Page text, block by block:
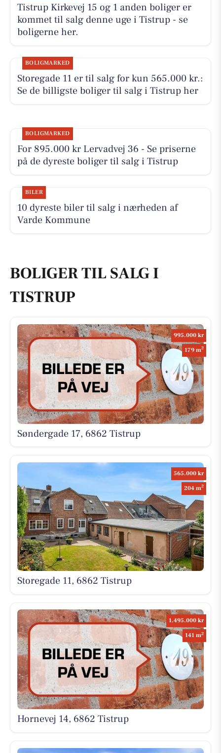
Tistrup Kirkevej 15 og 1 anden boliger er
kommet til salg denne uge i Tistrup - se
boligerne her.
BOLIGMARKED
Storegade 11 er til salg for kun 565.000 kr.:
Se de billigste boliger til salg i Tistrup her
BOLIGMARKED
For 895.000 kr Lervadvej 36 - Se priserne
på de dyreste boliger til salg i Tistrup
BILER
10 dyreste biler til salg i nærheden af
Varde Kommune
BOLIGER TIL SALG I
TISTRUP
995.000 kr
179 m2
Søndergade 17, 6862 Tistrup
565.000 kr
204 m2
Storegade 11, 6862 Tistrup
1.495.000 kr
141 m2
Hornevej 14, 6862 Tistrup